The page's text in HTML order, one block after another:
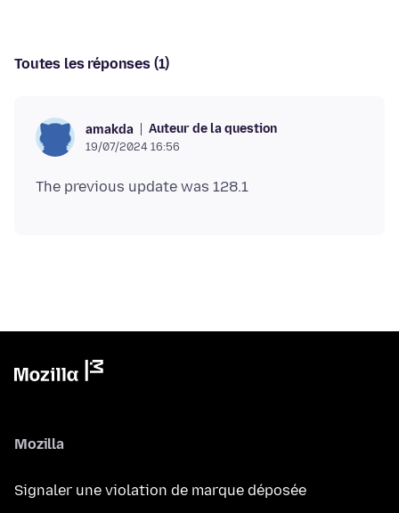
Toutes les réponses (1)
amakda Auteur de la question
19/07/2024 16:56
Mozilla
Signaler une violation de marque déposée